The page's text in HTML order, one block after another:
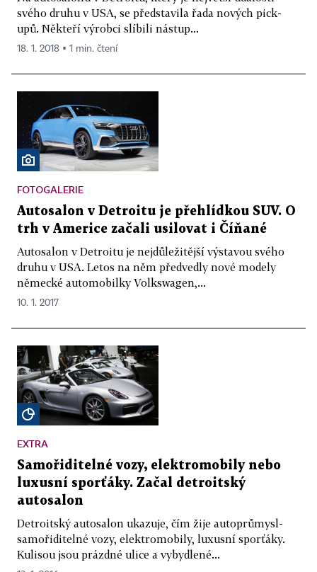
svého druhu v USA, se představila řada nových pick-
upů. Někteří výrobci slíbili nástup...
18. 1. 2018 ▪ 1 min. čtení
FOTOGALERIE
Autosalon v Detroitu je přehlídkou SUV. O
trh v Americe začali usilovat i Číňané
Autosalon v Detroitu je nejdůležitější výstavou svého
druhu v USA. Letos na něm předvedly nové modely
německé automobilky Volkswagen,...
10. 1. 2017
EXTRA
Samořiditelné vozy, elektromobily nebo
luxusní sporťáky. Začal detroitský
autosalon
Detroitský autosalon ukazuje, čím žije autoprůmysl-
samořiditelné vozy, elektromobily, luxusní sporťáky.
Kulisou jsou prázdné ulice a vybydlené...